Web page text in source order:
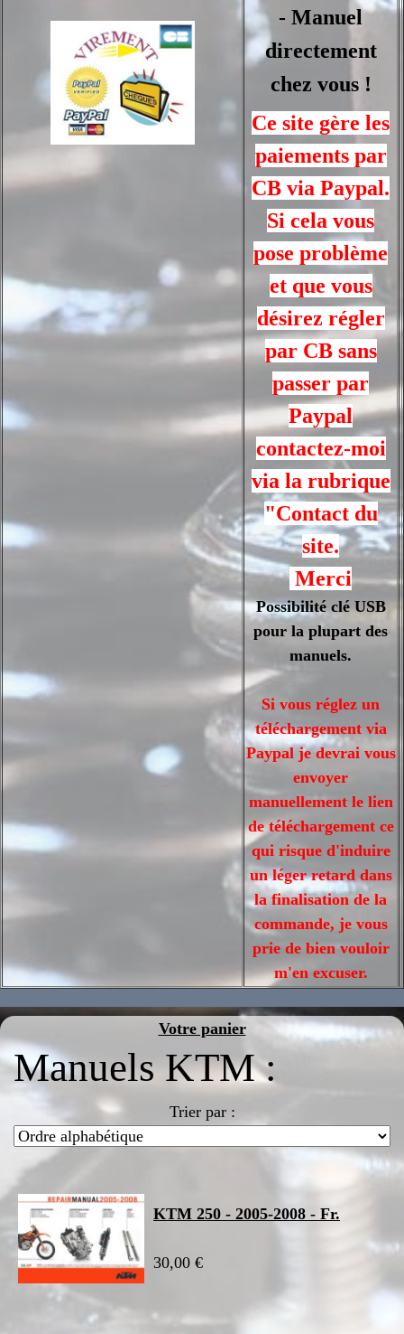
- Manuel
directement
chez vous !
Ce site gère les
paiements par
CB via Paypal.
Si cela vous
pose problème
et que vous
désirez régler
par CB sans
passer par
Paypal
contactez-moi
via la rubrique
"Contact du
site.
Merci
Possibilité clé USB
pour la plupart des
manuels.
Si vous réglez un
téléchargement via
Paypal je devrai vous
envoyer
manuellement le lien
de téléchargement ce
qui risque d'induire
un léger retard dans
la finalisation de la
commande, je vous
prie de bien vouloir
m'en excuser.
Votre panier
Manuels KTM :
Trier par :
KTM 250 - 2005-2008 - Fr.
30,00 €